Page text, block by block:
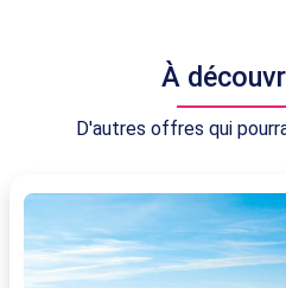
À
D'autres offres qui